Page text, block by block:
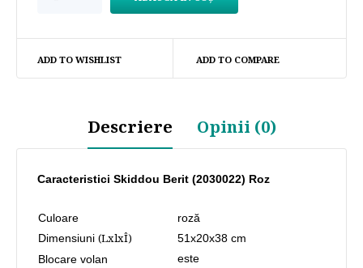
ADD TO WISHLIST ADD TO COMPARE
Descriere Opinii (0)
Caracteristici Skiddou Berit (2030022) Roz
Culoare
roză
Dimensiuni (LхlхÎ)
51х20х38 cm
Blocare volan
este